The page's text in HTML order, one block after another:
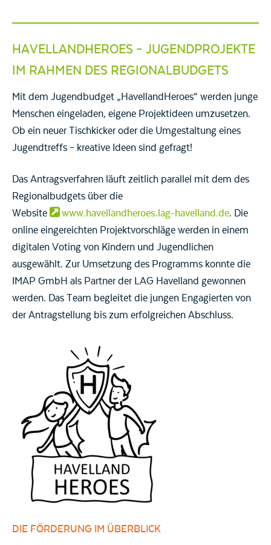
HAVELLANDHEROES – JUGENDPROJEKTE
IM RAHMEN DES REGIONALBUDGETS
Mit dem Jugendbudget „HavellandHeroes“ werden junge
Menschen eingeladen, eigene Projektideen umzusetzen.
Ob ein neuer Tischkicker oder die Umgestaltung eines
Jugendtreffs – kreative Ideen sind gefragt!
Das Antragsverfahren läuft zeitlich parallel mit dem des
Regionalbudgets über die
Website
www.havellandheroes.lag-havelland.de. Die
online eingereichten Projektvorschläge werden in einem
digitalen Voting von Kindern und Jugendlichen
ausgewählt. Zur Umsetzung des Programms konnte die
IMAP GmbH als Partner der LAG Havelland gewonnen
werden. Das Team begleitet die jungen Engagierten von
der Antragstellung bis zum erfolgreichen Abschluss.
DIE FÖRDERUNG IM ÜBERBLICK